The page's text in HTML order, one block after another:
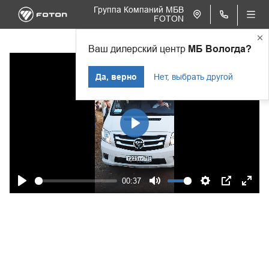
Группа Компаний МБВ
FOTON
Play
00:37
Mute Settings
PIP Enter
Play
Ваш дилерский центр МБ Вологда?
Да, верно Нет, выбрать другой